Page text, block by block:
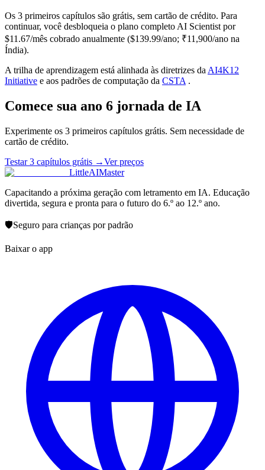
Os 3 primeiros capítulos são grátis, sem cartão de crédito. Para
continuar, você desbloqueia o plano completo AI Scientist por
$11.67/mês cobrado anualmente ($139.99/ano; ₹11,900/ano na
Índia).
A trilha de aprendizagem está alinhada às diretrizes da AI4K12
Initiative e aos padrões de computação da CSTA .
Comece sua ano 6 jornada de IA
Experimente os 3 primeiros capítulos grátis. Sem necessidade de
cartão de crédito.
Testar 3 capítulos grátis →Ver preços
LittleAIMaster
Capacitando a próxima geração com letramento em IA. Educação
divertida, segura e pronta para o futuro do 6.º ao 12.º ano.
🛡️Seguro para crianças por padrão
Baixar o app